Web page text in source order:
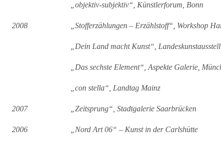
„objektiv-subjektiv“, Künstlerforum, Bonn
2008 „Stofferzählungen – Erzählstoff“, Workshop
„Dein Land macht Kunst“,
„Das sechste Element“, Aspekte Galerie,
„con stella“, Landtag Mainz
2007 „Zeitsprung“, Stadtgalerie Saarbrücken
2006 „Nord Art 06“ – Kunst in der Carlshütte